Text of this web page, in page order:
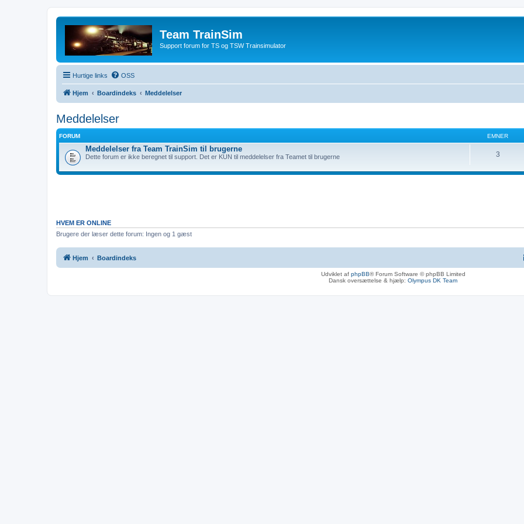
Team TrainSim
Support forum for TS og TSW Trainsimulator
Hurtige links OSS
Hjem Boardindeks Meddelelser
Meddelelser
FORUM EMNER
Meddelelser fra Team TrainSim til brugerne
Dette forum er ikke beregnet til support. Det er KUN til meddelelser fra Teamet til brugerne 3
HVEM ER ONLINE
Brugere der læser dette forum: Ingen og 1 gæst
Hjem Boardindeks
Udviklet af phpBB® Forum Software © phpBB Limited
Dansk oversættelse & hjælp: Olympus DK Team